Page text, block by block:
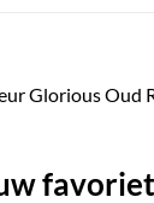
Glorious Oud